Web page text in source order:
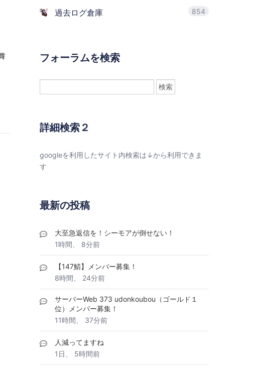
過去ログ倉庫 854
フォーラムを検索
詳細検索２
googleを利用したサイト内検索は↓から利用できま
す
最新の投稿
大至急返信を！シーモアが倒せない！
1時間、 8分前
【147鯖】メンバー募集！
8時間、 24分前
サーバーWeb 373 udonkoubou（ゴールド１
位）メンバー募集！
11時間、 37分前
人減ってますね
1日、 5時間前